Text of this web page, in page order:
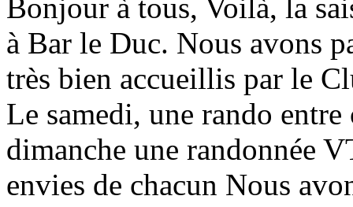
Bonjour à tous, Voilà, la
à Bar le Duc. Nous avons
très bien accueillis par le
Le samedi, une rando
dimanche une randonnée
envies de chacun Nous